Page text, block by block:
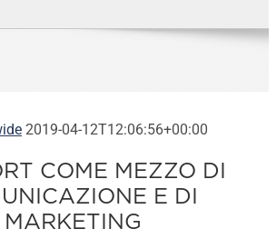
2019-04-12T12:06:56+00:00
COME MEZZO DI
E DI
MARKETING